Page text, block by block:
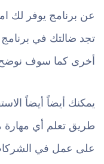
عن برنامج يوفر لك
تجد ضالتك في
أخرى كما سوف نوضح
يمكنك أيضاً أيضاً
طريق تعلم أي مهارة
على عمل في الشركات